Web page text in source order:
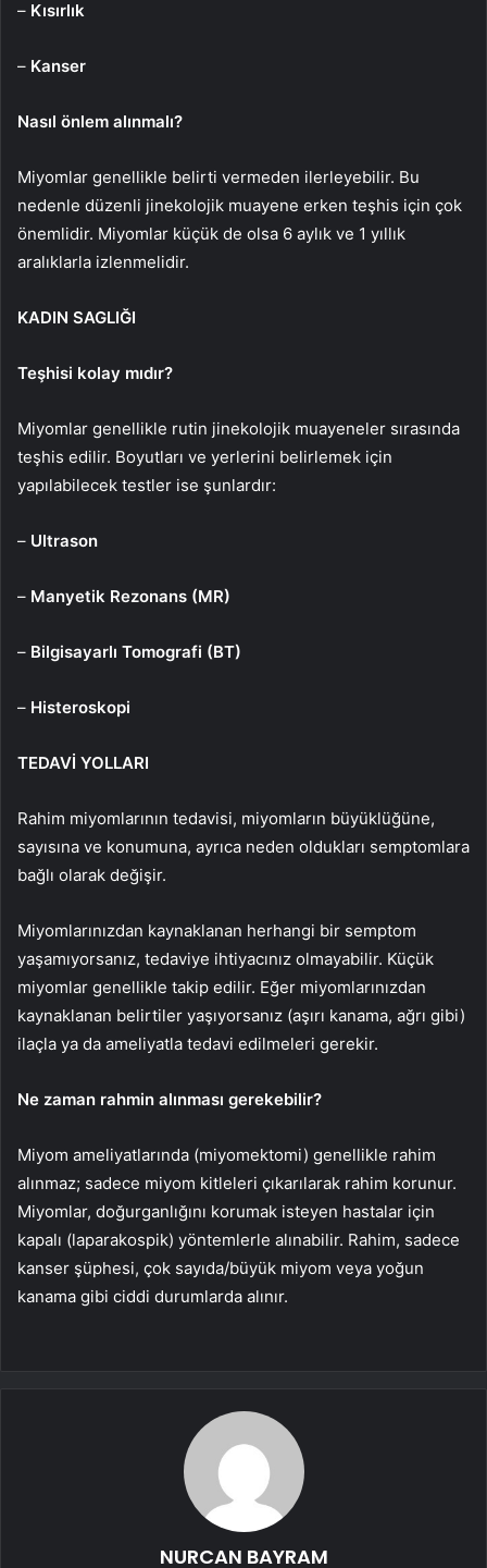
– Kısırlık
– Kanser
Nasıl önlem alınmalı?
Miyomlar genellikle belirti vermeden ilerleyebilir. Bu
nedenle düzenli jinekolojik muayene erken teşhis için çok
önemlidir. Miyomlar küçük de olsa 6 aylık ve 1 yıllık
aralıklarla izlenmelidir.
KADIN SAGLIĞI
Teşhisi kolay mıdır?
Miyomlar genellikle rutin jinekolojik muayeneler sırasında
teşhis edilir. Boyutları ve yerlerini belirlemek için
yapılabilecek testler ise şunlardır:
– Ultrason
– Manyetik Rezonans (MR)
– Bilgisayarlı Tomografi (BT)
– Histeroskopi
TEDAVİ YOLLARI
Rahim miyomlarının tedavisi, miyomların büyüklüğüne,
sayısına ve konumuna, ayrıca neden oldukları semptomlara
bağlı olarak değişir.
Miyomlarınızdan kaynaklanan herhangi bir semptom
yaşamıyorsanız, tedaviye ihtiyacınız olmayabilir. Küçük
miyomlar genellikle takip edilir. Eğer miyomlarınızdan
kaynaklanan belirtiler yaşıyorsanız (aşırı kanama, ağrı gibi)
ilaçla ya da ameliyatla tedavi edilmeleri gerekir.
Ne zaman rahmin alınması gerekebilir?
Miyom ameliyatlarında (miyomektomi) genellikle rahim
alınmaz; sadece miyom kitleleri çıkarılarak rahim korunur.
Miyomlar, doğurganlığını korumak isteyen hastalar için
kapalı (laparakospik) yöntemlerle alınabilir. Rahim, sadece
kanser şüphesi, çok sayıda/büyük miyom veya yoğun
kanama gibi ciddi durumlarda alınır.
NURCAN BAYRAM